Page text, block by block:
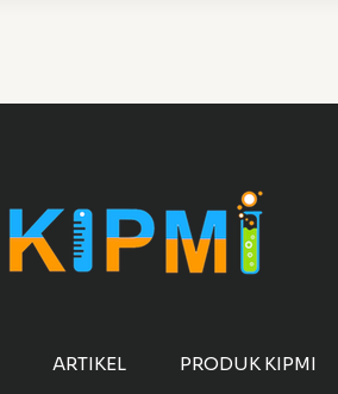
ARTIKEL PRODUK KIPMI